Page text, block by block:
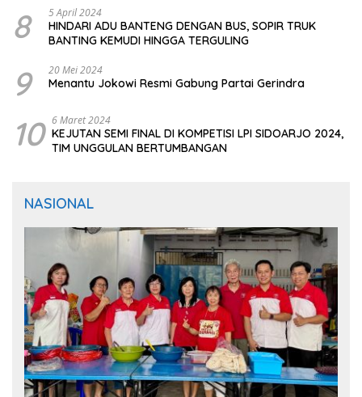
8 5 April 2024
HINDARI ADU BANTENG DENGAN BUS, SOPIR TRUK
BANTING KEMUDI HINGGA TERGULING
9 20 Mei 2024
Menantu Jokowi Resmi Gabung Partai Gerindra
10 6 Maret 2024
KEJUTAN SEMI FINAL DI KOMPETISI LPI SIDOARJO 2024,
TIM UNGGULAN BERTUMBANGAN
NASIONAL